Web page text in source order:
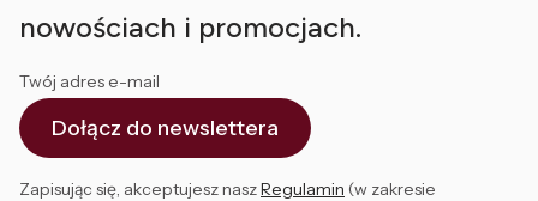
nowościach i promocjach.
Twój adres e-mail
Dołącz do newslettera
Zapisując się, akceptujesz naszRegulamin (w zakresie